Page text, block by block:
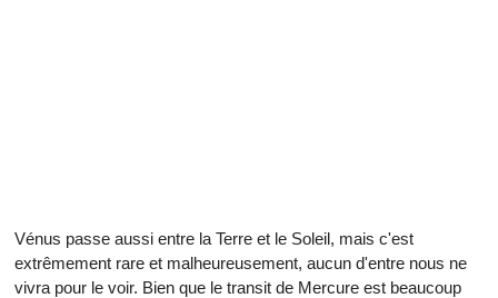
Vénus passe aussi entre la Terre et le Soleil, mais c'est
extrêmement rare et malheureusement, aucun d'entre nous ne
vivra pour le voir. Bien que le transit de Mercure est beaucoup